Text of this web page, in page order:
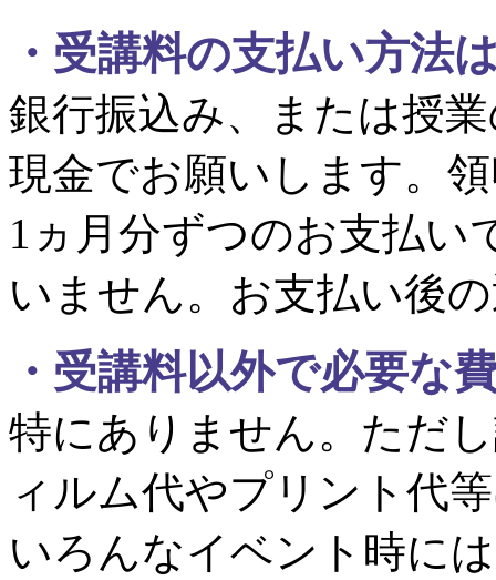
・ 受講料の支払い方法
銀行振込み、または授
現金でお願いします。
1ヵ月分ずつのお支払い
いません。お支払い後
・ 受講料以外で必要な
特にありません。ただ
ィルム代やプリント代
いろんなイベント時に